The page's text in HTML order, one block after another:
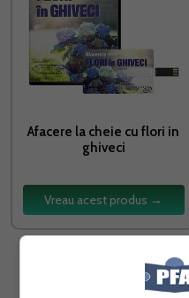
Afacere la cheie cu flori in
ghiveci
Vreau acest produs →